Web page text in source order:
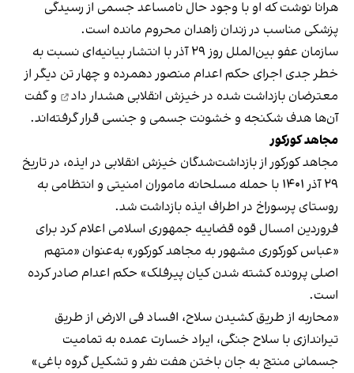
هرانا نوشت که او با وجود حال نامساعد جسمی از رسیدگی
پزشکی مناسب در زندان زاهدان محروم مانده است.
سازمان عفو بین‌الملل روز ۲۹ آذر با انتشار بیانیه‌ای نسبت به
خطر جدی اجرای حکم اعدام منصور دهمرده و چهار تن دیگر از
معترضان بازداشت شده در خیزش انقلابی هشدار داد
و گفت
آن‌ها هدف شکنجه و خشونت جسمی و جنسی قرار گرفته‌اند.
مجاهد کورکور
مجاهد کورکور از بازداشت‌شدگان خیزش انقلابی در ایذه، در تاریخ
۲۹ آذر ۱۴۰۱ با حمله مسلحانه ماموران امنیتی و انتظامی به
روستای پرسوراخ در اطراف ایذه بازداشت شد.
فروردین امسال قوه قضاییه جمهوری اسلامی اعلام کرد برای
«عباس کورکوری مشهور به مجاهد کورکور» به‌عنوان «متهم
اصلی پرونده کشته شدن کیان پیرفلک» حکم اعدام صادر کرده
است.
«محاربه از طریق کشیدن سلاح، افساد فی‌ الارض از طریق
تیراندازی با سلاح جنگی، ایراد خسارت عمده به تمامیت
جسمانی منتج به جان باختن هفت نفر و تشکیل گروه باغی»